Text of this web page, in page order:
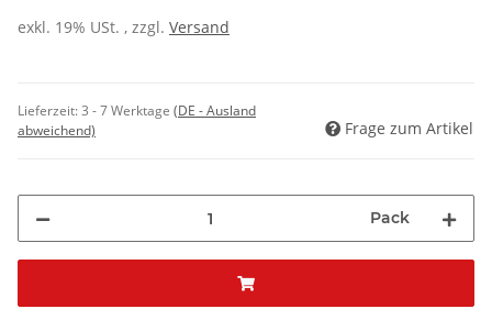
exkl. 19% USt. , zzgl. Versand
Lieferzeit:3 - 7 Werktage (DE - Ausland
abweichend)
Frage zum Artikel
Pack